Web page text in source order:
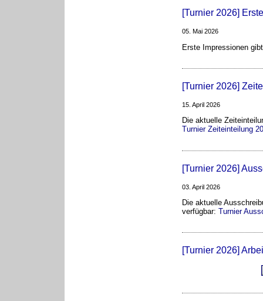
[Turnier 2026]
05. Mai 2026
Erste Impressionen
[Turnier 2026]
15. April 2026
Die aktuelle
Turnier Zeiteinteilung
[Turnier 2026]
03. April 2026
Die aktuelle
verfügbar: Turnier
[Turnier 2026]